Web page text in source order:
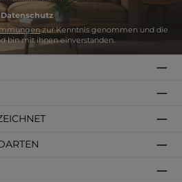
Datenschutz
zur Kenntnis genommen und die
bin mit ihnen einverstanden.